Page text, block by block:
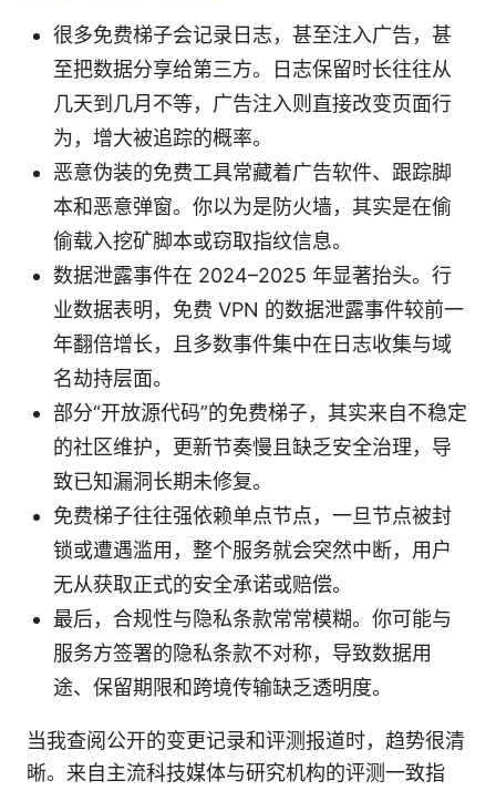
很多免费梯子会记录日志，甚至注入广告，甚
至把数据分享给第三方。日志保留时长往往从
几天到几月不等，广告注入则直接改变页面行
为，增大被追踪的概率。
恶意伪装的免费工具常藏着广告软件、跟踪脚
本和恶意弹窗。你以为是防火墙，其实是在偷
偷载入挖矿脚本或窃取指纹信息。
数据泄露事件在 2024–2025 年显著抬头。行
业数据表明，免费 VPN 的数据泄露事件较前一
年翻倍增长，且多数事件集中在日志收集与域
名劫持层面。
部分“开放源代码”的免费梯子，其实来自不稳定
的社区维护，更新节奏慢且缺乏安全治理，导
致已知漏洞长期未修复。
免费梯子往往强依赖单点节点，一旦节点被封
锁或遭遇滥用，整个服务就会突然中断，用户
无从获取正式的安全承诺或赔偿。
最后，合规性与隐私条款常常模糊。你可能与
服务方签署的隐私条款不对称，导致数据用
途、保留期限和跨境传输缺乏透明度。
当我查阅公开的变更记录和评测报道时，趋势很清
晰。来自主流科技媒体与研究机构的评测一致指